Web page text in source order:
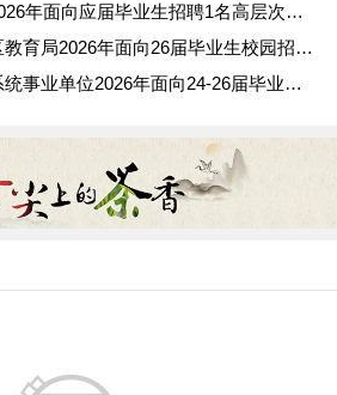
中共海城市委党校2026年面向应届毕业生招聘1名高层次急需紧缺人才公告
辽宁省鞍山市立山区教育局2026年面向26届毕业生校园招聘公告（第二批）
辽宁省海城市卫健系统事业单位2026年面向24-26届毕业生秋季校园招聘15名工作人员公告